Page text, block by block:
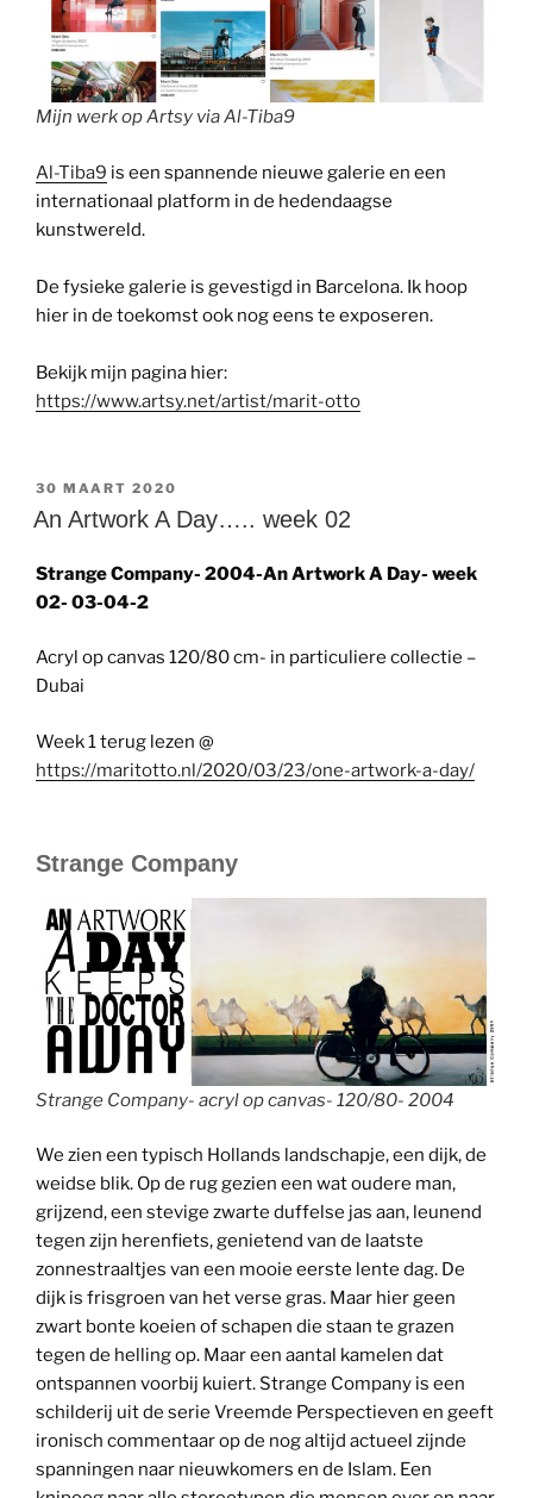
Mijn werk op Artsy via Al-Tiba9
Al-Tiba9 is een spannende nieuwe galerie en een
internationaal platform in de hedendaagse
kunstwereld.
De fysieke galerie is gevestigd in Barcelona. Ik hoop
hier in de toekomst ook nog eens te exposeren.
Bekijk mijn pagina hier:
https://www.artsy.net/artist/marit-otto
GEPLAATST
OP
30 MAART 2020
An Artwork A Day….. week 02
Strange Company- 2004-An Artwork A Day- week
02- 03-04-2
Acryl op canvas 120/80 cm- in particuliere collectie –
Dubai
Week 1 terug lezen @
https://maritotto.nl/2020/03/23/one-artwork-a-day/
Strange Company
Strange Company- acryl op canvas- 120/80- 2004
We zien een typisch Hollands landschapje, een dijk, de
weidse blik. Op de rug gezien een wat oudere man,
grijzend, een stevige zwarte duffelse jas aan, leunend
tegen zijn herenfiets, genietend van de laatste
zonnestraaltjes van een mooie eerste lente dag. De
dijk is frisgroen van het verse gras. Maar hier geen
zwart bonte koeien of schapen die staan te grazen
tegen de helling op. Maar een aantal kamelen dat
ontspannen voorbij kuiert. Strange Company is een
schilderij uit de serie Vreemde Perspectieven en geeft
ironisch commentaar op de nog altijd actueel zijnde
spanningen naar nieuwkomers en de Islam. Een